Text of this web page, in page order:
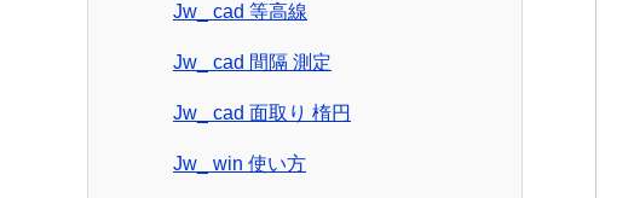
Jw_ cad 等高線
Jw_ cad 間隔 測定
Jw_ cad 面取り 楕円
Jw_ win 使い方